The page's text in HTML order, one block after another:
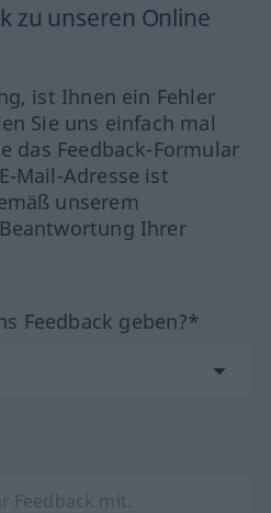
zu unseren Online
ist Ihnen ein Fehler
Sie uns einfach mal
das Feedback-Formular
Mail-Adresse ist
unserem
Ihrer
Feedback geben?*